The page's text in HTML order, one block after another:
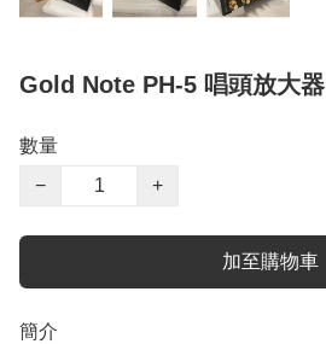
Gold Note PH-5 唱頭放大器
數量
−
+
加至購物車
簡介